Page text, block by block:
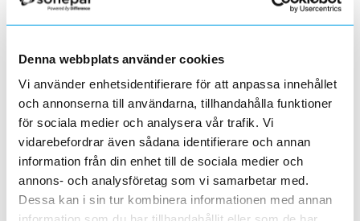
Denna webbplats använder cookies
Vi använder enhetsidentifierare för att anpassa innehållet
och annonserna till användarna, tillhandahålla funktioner
för sociala medier och analysera vår trafik. Vi
vidarebefordrar även sådana identifierare och annan
information från din enhet till de sociala medier och
annons- och analysföretag som vi samarbetar med.
Dessa kan i sin tur kombinera informationen med annan
Elektroskandia hälsade på hos El & Energiprogrammet vid Tumba
Gymnasium
2024-06-01
Batterilagring möjliggör att förnybar energi lagras för att
användas senare.
Nu inför vi möjligt att använda BankID på
elektroskandia.se
2024-05-28
Värt att veta om…betalning med vanligt betalkort på
laddstationer
2024-05-01
I alla publika laddstationer som installeras från och med 13 april